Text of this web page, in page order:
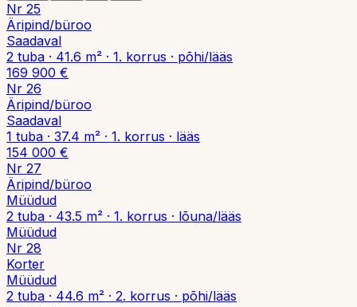
Nr 25
Äripind/büroo
Saadaval
2 tuba · 41.6 m² · 1. korrus · põhi/lääs
169 900 €
Nr 26
Äripind/büroo
Saadaval
1 tuba · 37.4 m² · 1. korrus · lääs
154 000 €
Nr 27
Äripind/büroo
Müüdud
2 tuba · 43.5 m² · 1. korrus · lõuna/lääs
Müüdud
Nr 28
Korter
Müüdud
2 tuba · 44.6 m² · 2. korrus · põhi/lääs